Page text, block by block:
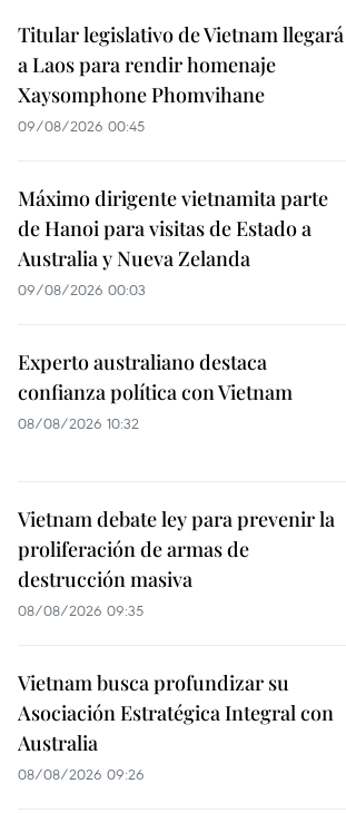
Titular legislativo de Vietnam llegará
a Laos para rendir homenaje
Xaysomphone Phomvihane
09/08/2026 00:45
Máximo dirigente vietnamita parte
de Hanoi para visitas de Estado a
Australia y Nueva Zelanda
09/08/2026 00:03
Experto australiano destaca
confianza política con Vietnam
08/08/2026 10:32
Vietnam debate ley para prevenir la
proliferación de armas de
destrucción masiva
08/08/2026 09:35
Vietnam busca profundizar su
Asociación Estratégica Integral con
Australia
08/08/2026 09:26